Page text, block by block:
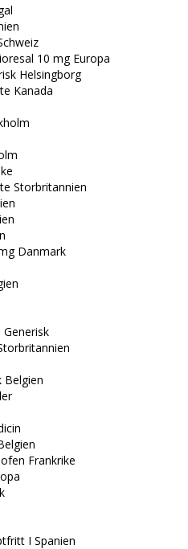
10 mg Europa
Helsingborg
Kanada
Storbritannien
Danmark
Belgien
Frankrike
I Spanien